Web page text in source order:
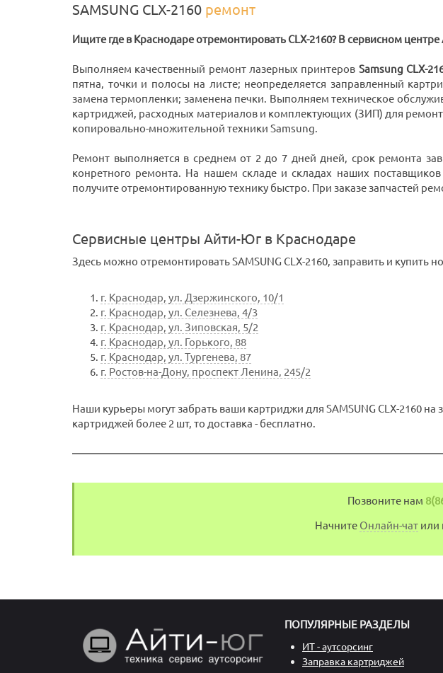
SAMSUNG CLX-2160 ремонт
Ищите где в Краснодаре отремонтировать CLX-2160? В сервисном
Выполняем качественный ремонт лазерных принтеров Samsung CLX-
пятна, точки и полосы на листе; неопределяется заправленный
замена термопленки; заменена печки. Выполняем техническое
картриджей, расходных материалов и комплектующих (ЗИП) для
копировально-множительной техники Samsung.
Ремонт выполняется в среднем от 2 до 7 дней дней, срок ремонта
конретного ремонта. На нашем складе и складах наших
получите отремонтированную технику быстро. При заказе запчастей
Сервисные центры Айти-Юг в Краснодаре
Здесь можно отремонтировать SAMSUNG CLX-2160, заправить и
г. Краснодар, ул. Дзержинского, 10/1
г. Краснодар, ул. Селезнева, 4/3
г. Краснодар, ул. Зиповская, 5/2
г. Краснодар, ул. Горького, 88
г. Краснодар, ул. Тургенева, 87
г. Ростов-на-Дону, проспект Ленина, 245/2
Наши курьеры могут забрать ваши картриджи для SAMSUNG CLX-2160
картриджей более 2 шт, то доставка - бесплатно.
Позвоните нам
Начните Онлайн-чатили
ПОПУЛЯРНЫЕ РАЗДЕЛЫ
ИТ - аутсорсинг
Заправка картриджей